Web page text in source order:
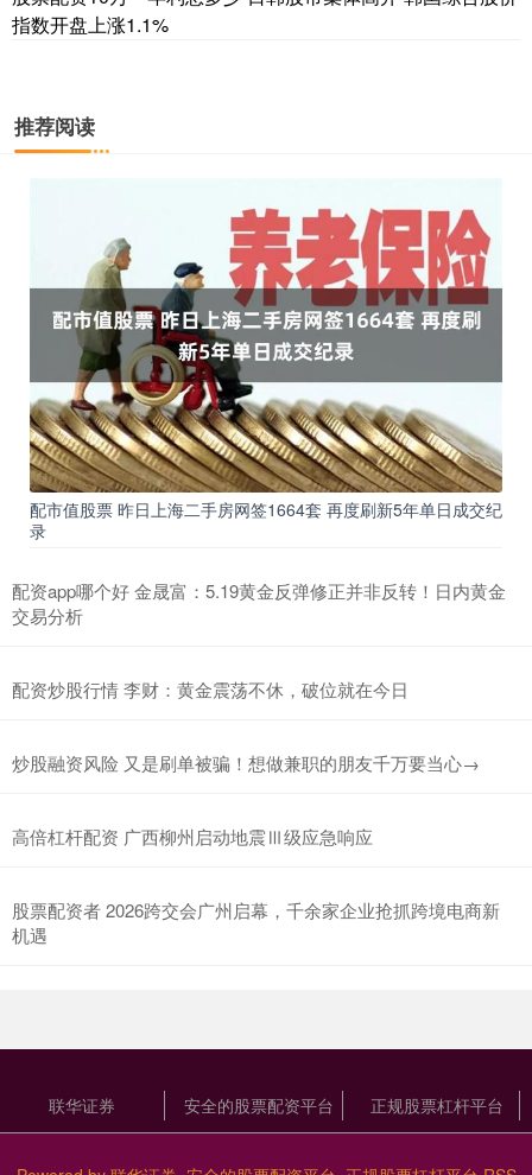
指数开盘上涨1.1%
推荐阅读
配市值股票 昨日上海二手房网签1664套 再度刷新5年单日成交纪
录
配资app哪个好 金晟富：5.19黄金反弹修正并非反转！日内黄金
交易分析
配资炒股行情 李财：黄金震荡不休，破位就在今日
炒股融资风险 又是刷单被骗！想做兼职的朋友千万要当心→
高倍杠杆配资 广西柳州启动地震Ⅲ级应急响应
股票配资者 2026跨交会广州启幕，千余家企业抢抓跨境电商新
机遇
联华证券 安全的股票配资平台 正规股票杠杆平台